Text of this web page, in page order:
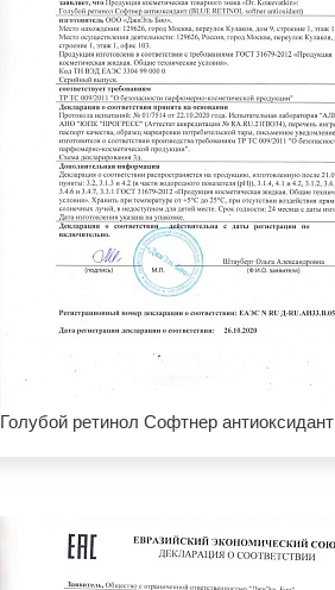
Голубой ретинол Софтнер антиоксидант